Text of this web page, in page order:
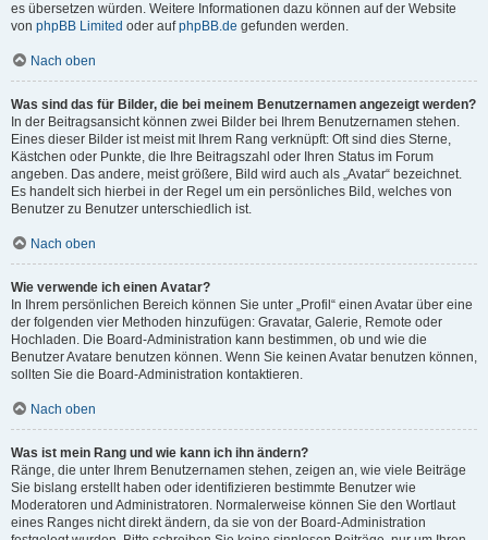
es übersetzen würden. Weitere Informationen dazu können auf der Website
von phpBB Limited oder aufphpBB.de gefunden werden.
Nach oben
Was sind das für Bilder, die bei meinem Benutzernamen angezeigt werden?
In der Beitragsansicht können zwei Bilder bei Ihrem Benutzernamen stehen.
Eines dieser Bilder ist meist mit Ihrem Rang verknüpft: Oft sind dies Sterne,
Kästchen oder Punkte, die Ihre Beitragszahl oder Ihren Status im Forum
angeben. Das andere, meist größere, Bild wird auch als „Avatar“ bezeichnet.
Es handelt sich hierbei in der Regel um ein persönliches Bild, welches von
Benutzer zu Benutzer unterschiedlich ist.
Nach oben
Wie verwende ich einen Avatar?
In Ihrem persönlichen Bereich können Sie unter „Profil“ einen Avatar über eine
der folgenden vier Methoden hinzufügen: Gravatar, Galerie, Remote oder
Hochladen. Die Board-Administration kann bestimmen, ob und wie die
Benutzer Avatare benutzen können. Wenn Sie keinen Avatar benutzen können,
sollten Sie die Board-Administration kontaktieren.
Nach oben
Was ist mein Rang und wie kann ich ihn ändern?
Ränge, die unter Ihrem Benutzernamen stehen, zeigen an, wie viele Beiträge
Sie bislang erstellt haben oder identifizieren bestimmte Benutzer wie
Moderatoren und Administratoren. Normalerweise können Sie den Wortlaut
eines Ranges nicht direkt ändern, da sie von der Board-Administration